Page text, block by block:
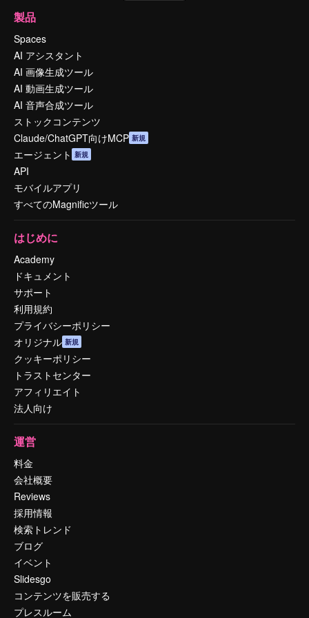
製品
Spaces
AI アシスタント
AI 画像生成ツール
AI 動画生成ツール
AI 音声合成ツール
ストックコンテンツ
Claude/ChatGPT向けMCP 新規
エージェント 新規
API
モバイルアプリ
すべてのMagnificツール
はじめに
Academy
ドキュメント
サポート
利用規約
プライバシーポリシー
オリジナル 新規
クッキーポリシー
トラストセンター
アフィリエイト
法人向け
運営
料金
会社概要
Reviews
採用情報
検索トレンド
ブログ
イベント
Slidesgo
コンテンツを販売する
プレスルーム